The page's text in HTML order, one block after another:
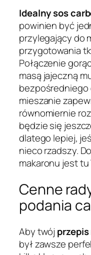
Idealny sos
powinien być
przylegający do
przygotowania
Połączenie
masą jajeczną
bezpośredniego
mieszanie
równomiernie
będzie się
dlatego lepiej,
nieco rzadszy.
makaronu jest
Cenne
podania
Aby twój
był zawsze